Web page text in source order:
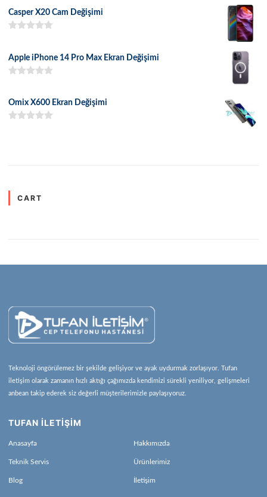
Casper X20 Cam Değişimi
Apple iPhone 14 Pro Max Ekran Değişimi
Omix X600 Ekran Değişimi
CART
Teknoloji öngörülemez bir şekilde gelişiyor ve ayak uydurmak zorlaşıyor. Tufan
iletişim olarak zamanın hızlı aktığı çağımızda kendimizi sürekli yeniliyor, gelişmeleri
anbean takip ederek siz değerli müşterilerimizle paylaşıyoruz.
TUFAN İLETİŞİM
Anasayfa Hakkımızda
Teknik Servis Ürünlerimiz
Blog İletişim